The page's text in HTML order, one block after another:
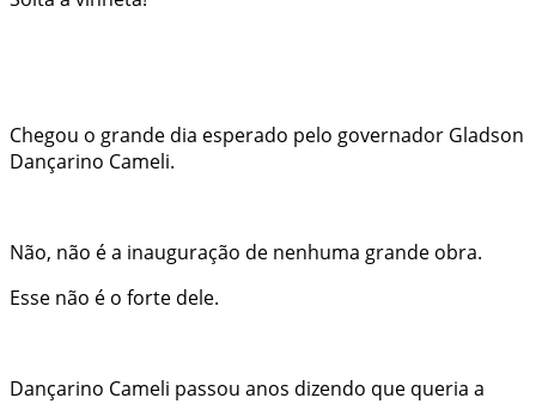
Chegou o grande dia esperado pelo governador Gladson
Dançarino Cameli.
Não, não é a inauguração de nenhuma grande obra.
Esse não é o forte dele.
Dançarino Cameli passou anos dizendo que queria a